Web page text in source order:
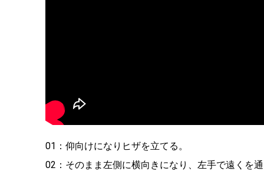
01：仰向けになりヒザを立てる。
02：そのまま左側に横向きになり、左手で遠くを